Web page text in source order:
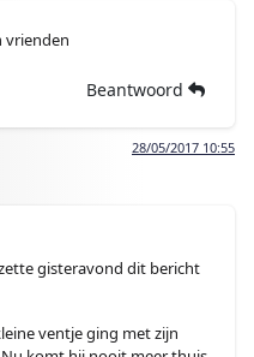
vrienden
Beantwoord
28/05/2017 10:55
gisteravond dit bericht
ventje ging met zijn